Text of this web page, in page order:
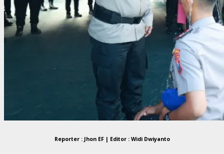
Reporter : Jhon EF | Editor : Widi Dwiyanto